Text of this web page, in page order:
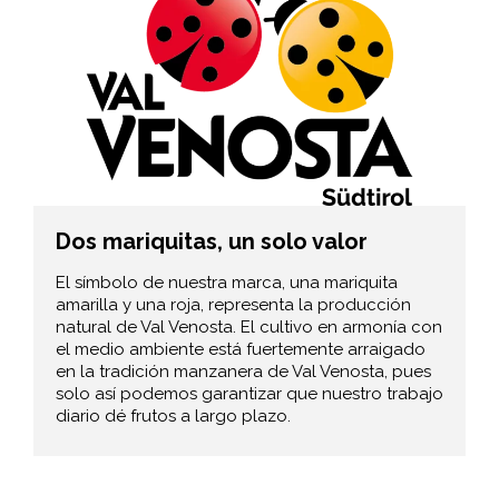
Dos mariquitas, un solo valor
El símbolo de nuestra marca, una mariquita
amarilla y una roja, representa la producción
natural de Val Venosta. El cultivo en armonía con
el medio ambiente está fuertemente arraigado
en la tradición manzanera de Val Venosta, pues
solo así podemos garantizar que nuestro trabajo
diario dé frutos a largo plazo.